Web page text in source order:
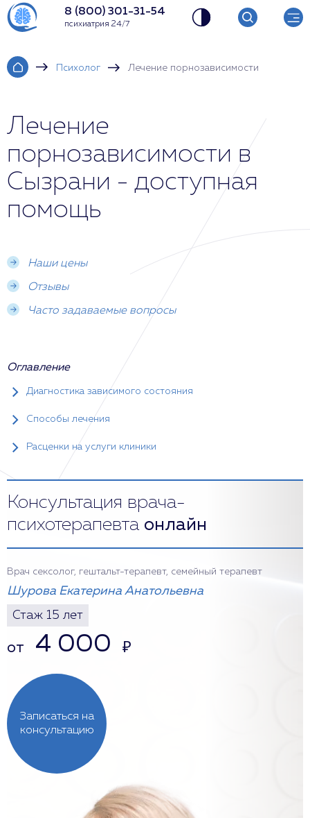
8 (800) 301-31-54
психиатрия 24/7
Психолог Лечение порнозависимости
Лечение
порнозависимости в
Сызрани - доступная
помощь
Наши цены
Отзывы
Часто задаваемые вопросы
Оглавление
Диагностика зависимого состояния
Способы лечения
Расценки на услуги клиники
Консультация врача-
психотерапевта онлайн
Записаться на
консультацию
Врач сексолог, гештальт-терапевт, семейный терапевт
Шурова Екатерина Анатольевна
Стаж 15 лет
от 4 000 ₽